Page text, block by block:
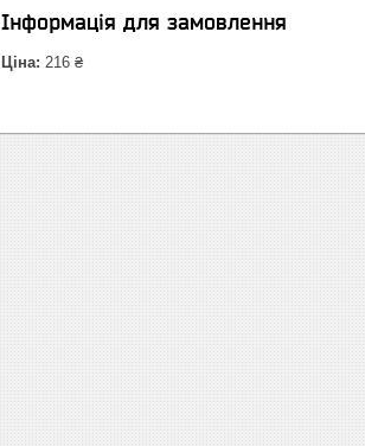
Інформація для замовлення
Ціна: 216 ₴